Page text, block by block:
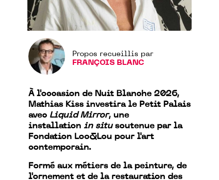
Propos recueillis par
FRANÇOIS BLANC
À l'occasion de Nuit Blanche 2026,
Mathias Kiss investira le Petit Palais
avec Liquid Mirror, une
installation in situsoutenue par la
Fondation Loo&Lou pour l'art
contemporain.
Formé aux métiers de la peinture, de
l'ornement et de la restauration des